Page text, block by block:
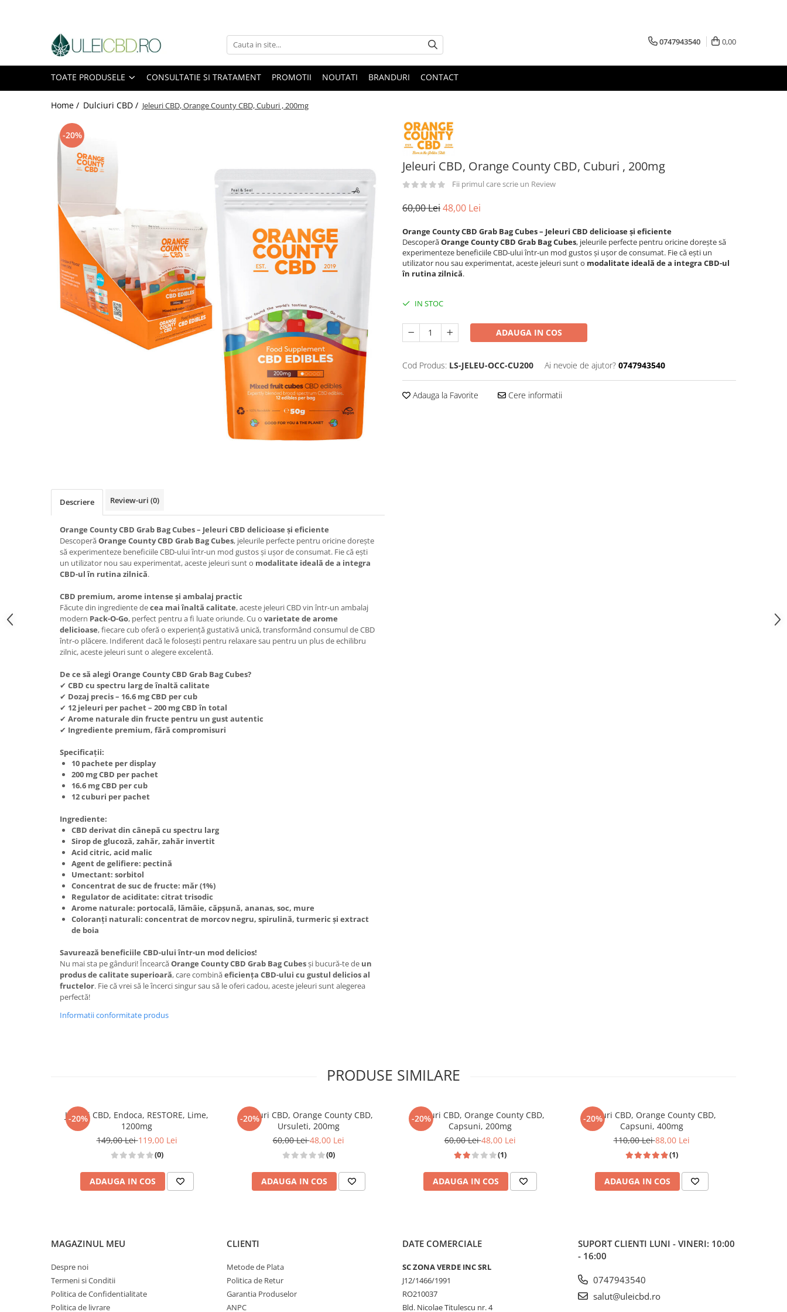
Toate Produsele
Ulei CBD
Capsule CBD
Ulei Ozonat cu CBD
CBD Animale
Cosmetice CBD
E-Lichid CBD
Plasturi cu CBD
Supozitoare CBD
Pachete Promo
0747943540 0,00
TOATE PRODUSELE CONSULTATIE SI TRATAMENT PROMOTII NOUTATI BRANDURI CONTACT
Home / Dulciuri CBD / Jeleuri CBD, Orange County CBD, Cuburi , 200mg
-20%
Jeleuri CBD, Orange County CBD, Cuburi , 200mg
Fii primul care scrie un Review
60,00 Lei48,00 Lei
Orange County CBD Grab Bag Cubes – Jeleuri CBD delicioase și eficiente
DescoperăOrange County CBD Grab Bag Cubes, jeleurile perfecte pentru oricine dorește să
experimenteze beneficiile CBD-ului într-un mod gustos și ușor de consumat. Fie că ești un
utilizator nou sau experimentat, aceste jeleuri sunt o modalitate ideală de a integra CBD-ul
în rutina zilnică.
IN STOC
ADAUGA IN COS
Cod Produs: LS-JELEU-OCC-CU200 Ai nevoie de ajutor? 0747943540
Adauga la Favorite Cere informatii
Descriere Review-uri (0)
Orange County CBD Grab Bag Cubes – Jeleuri CBD delicioase și eficiente
DescoperăOrange County CBD Grab Bag Cubes, jeleurile perfecte pentru oricine dorește
să experimenteze beneficiile CBD-ului într-un mod gustos și ușor de consumat. Fie că ești
un utilizator nou sau experimentat, aceste jeleuri sunt o modalitate ideală de a integra
CBD-ul în rutina zilnică.
CBD premium, arome intense și ambalaj practic
Făcute din ingrediente decea mai înaltă calitate, aceste jeleuri CBD vin într-un ambalaj
modern Pack-O-Go, perfect pentru a fi luate oriunde. Cu o varietate de arome
delicioase, fiecare cub oferă o experiență gustativă unică, transformând consumul de CBD
într-o plăcere. Indiferent dacă le folosești pentru relaxare sau pentru un plus de echilibru
zilnic, aceste jeleuri sunt o alegere excelentă.
De ce să alegi Orange County CBD Grab Bag Cubes?
✔ CBD cu spectru larg de înaltă calitate
✔ Dozaj precis – 16.6 mg CBD per cub
✔ 12 jeleuri per pachet – 200 mg CBD în total
✔ Arome naturale din fructe pentru un gust autentic
✔ Ingrediente premium, fără compromisuri
Specificații:
10 pachete per display
200 mg CBD per pachet
16.6 mg CBD per cub
12 cuburi per pachet
Ingrediente:
CBD derivat din cânepă cu spectru larg
Sirop de glucoză, zahăr, zahăr invertit
Acid citric, acid malic
Agent de gelifiere: pectină
Umectant: sorbitol
Concentrat de suc de fructe: măr (1%)
Regulator de aciditate: citrat trisodic
Arome naturale: portocală, lămâie, căpșună, ananas, soc, mure
Coloranți naturali: concentrat de morcov negru, spirulină, turmeric și extract
de boia
Savurează beneficiile CBD-ului într-un mod delicios!
Nu mai sta pe gânduri! ÎncearcăOrange County CBD Grab Bag Cubesși bucură-te de un
produs de calitate superioară, care combinăeficiența CBD-ului cu gustul delicios al
fructelor. Fie că vrei să le încerci singur sau să le oferi cadou, aceste jeleuri sunt alegerea
perfectă!
Informatii conformitate produs
PRODUSE SIMILARE
-20%
Jeleuri CBD, Endoca, RESTORE, Lime,
1200mg
149,00 Lei119,00 Lei
(0)
ADAUGA IN COS
-20%
Jeleuri CBD, Orange County CBD,
Ursuleti, 200mg
60,00 Lei48,00 Lei
(0)
ADAUGA IN COS
-20%
Jeleuri CBD, Orange County CBD,
Capsuni, 200mg
60,00 Lei48,00 Lei
(1)
ADAUGA IN COS
-20%
Jeleuri CBD, Orange County CBD,
Capsuni, 400mg
110,00 Lei88,00 Lei
(1)
ADAUGA IN COS
MAGAZINUL MEU
Despre noi
Termeni si Conditii
Politica de Confidentialitate
Politica de livrare
CLIENTI
Metode de Plata
Politica de Retur
Garantia Produselor
ANPC
DATE COMERCIALE
SC ZONA VERDE INC SRL
J12/1466/1991
RO210037
Bld. Nicolae Titulescu nr. 4
SUPORT CLIENTI LUNI - VINERI: 10:00
- 16:00
0747943540
salut@uleicbd.ro